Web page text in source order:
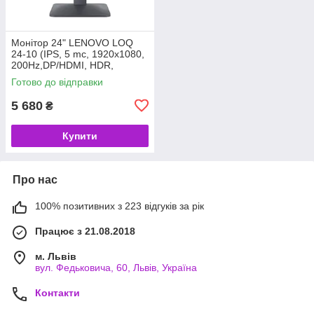
Монітор 24" LENOVO LOQ
24-10 (IPS, 5 mc, 1920x1080,
200Hz,DP/HDMI, HDR,
Freesync) (код 158488)
Готово до відправки
5 680 ₴
Купити
Про нас
100% позитивних з 223 відгуків за рік
Працює з 21.08.2018
м. Львів
вул. Федьковича, 60, Львів, Україна
Контакти